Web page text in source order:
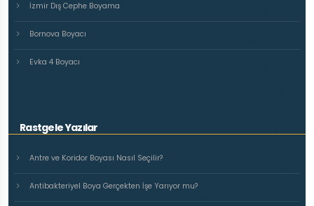
İzmir Dış Cephe Boyama
Bornova Boyacı
Evka 4 Boyacı
Rastgele Yazılar
Antre ve Koridor Boyası Nasıl Seçilir?
Antibakteriyel Boya Gerçekten İşe Yarıyor mu?